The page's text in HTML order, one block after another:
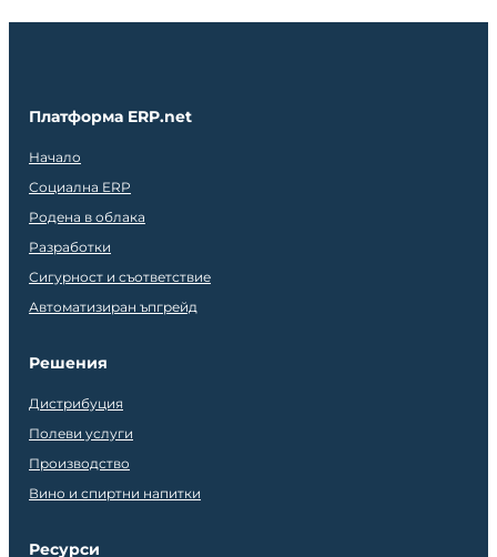
Платформа ERP.net
Начало
Социална ERP
Родена в облака
Разработки
Сигурност и съответствие
Автоматизиран ъпгрейд
Решения
Дистрибуция
Полеви услуги
Производство
Вино и спиртни напитки
Ресурси